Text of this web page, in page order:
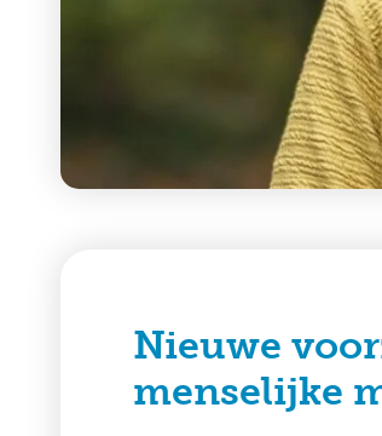
Nieuwe
menselijke